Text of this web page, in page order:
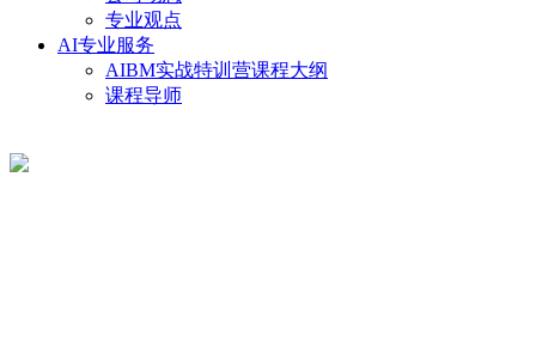
专业观点
AI专业服务
AIBM实战特训营课程大纲
课程导师